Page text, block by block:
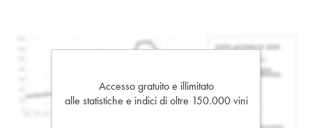
Accesso gratuito e illimitato
alle statistiche e indici di oltre 150.000 vini